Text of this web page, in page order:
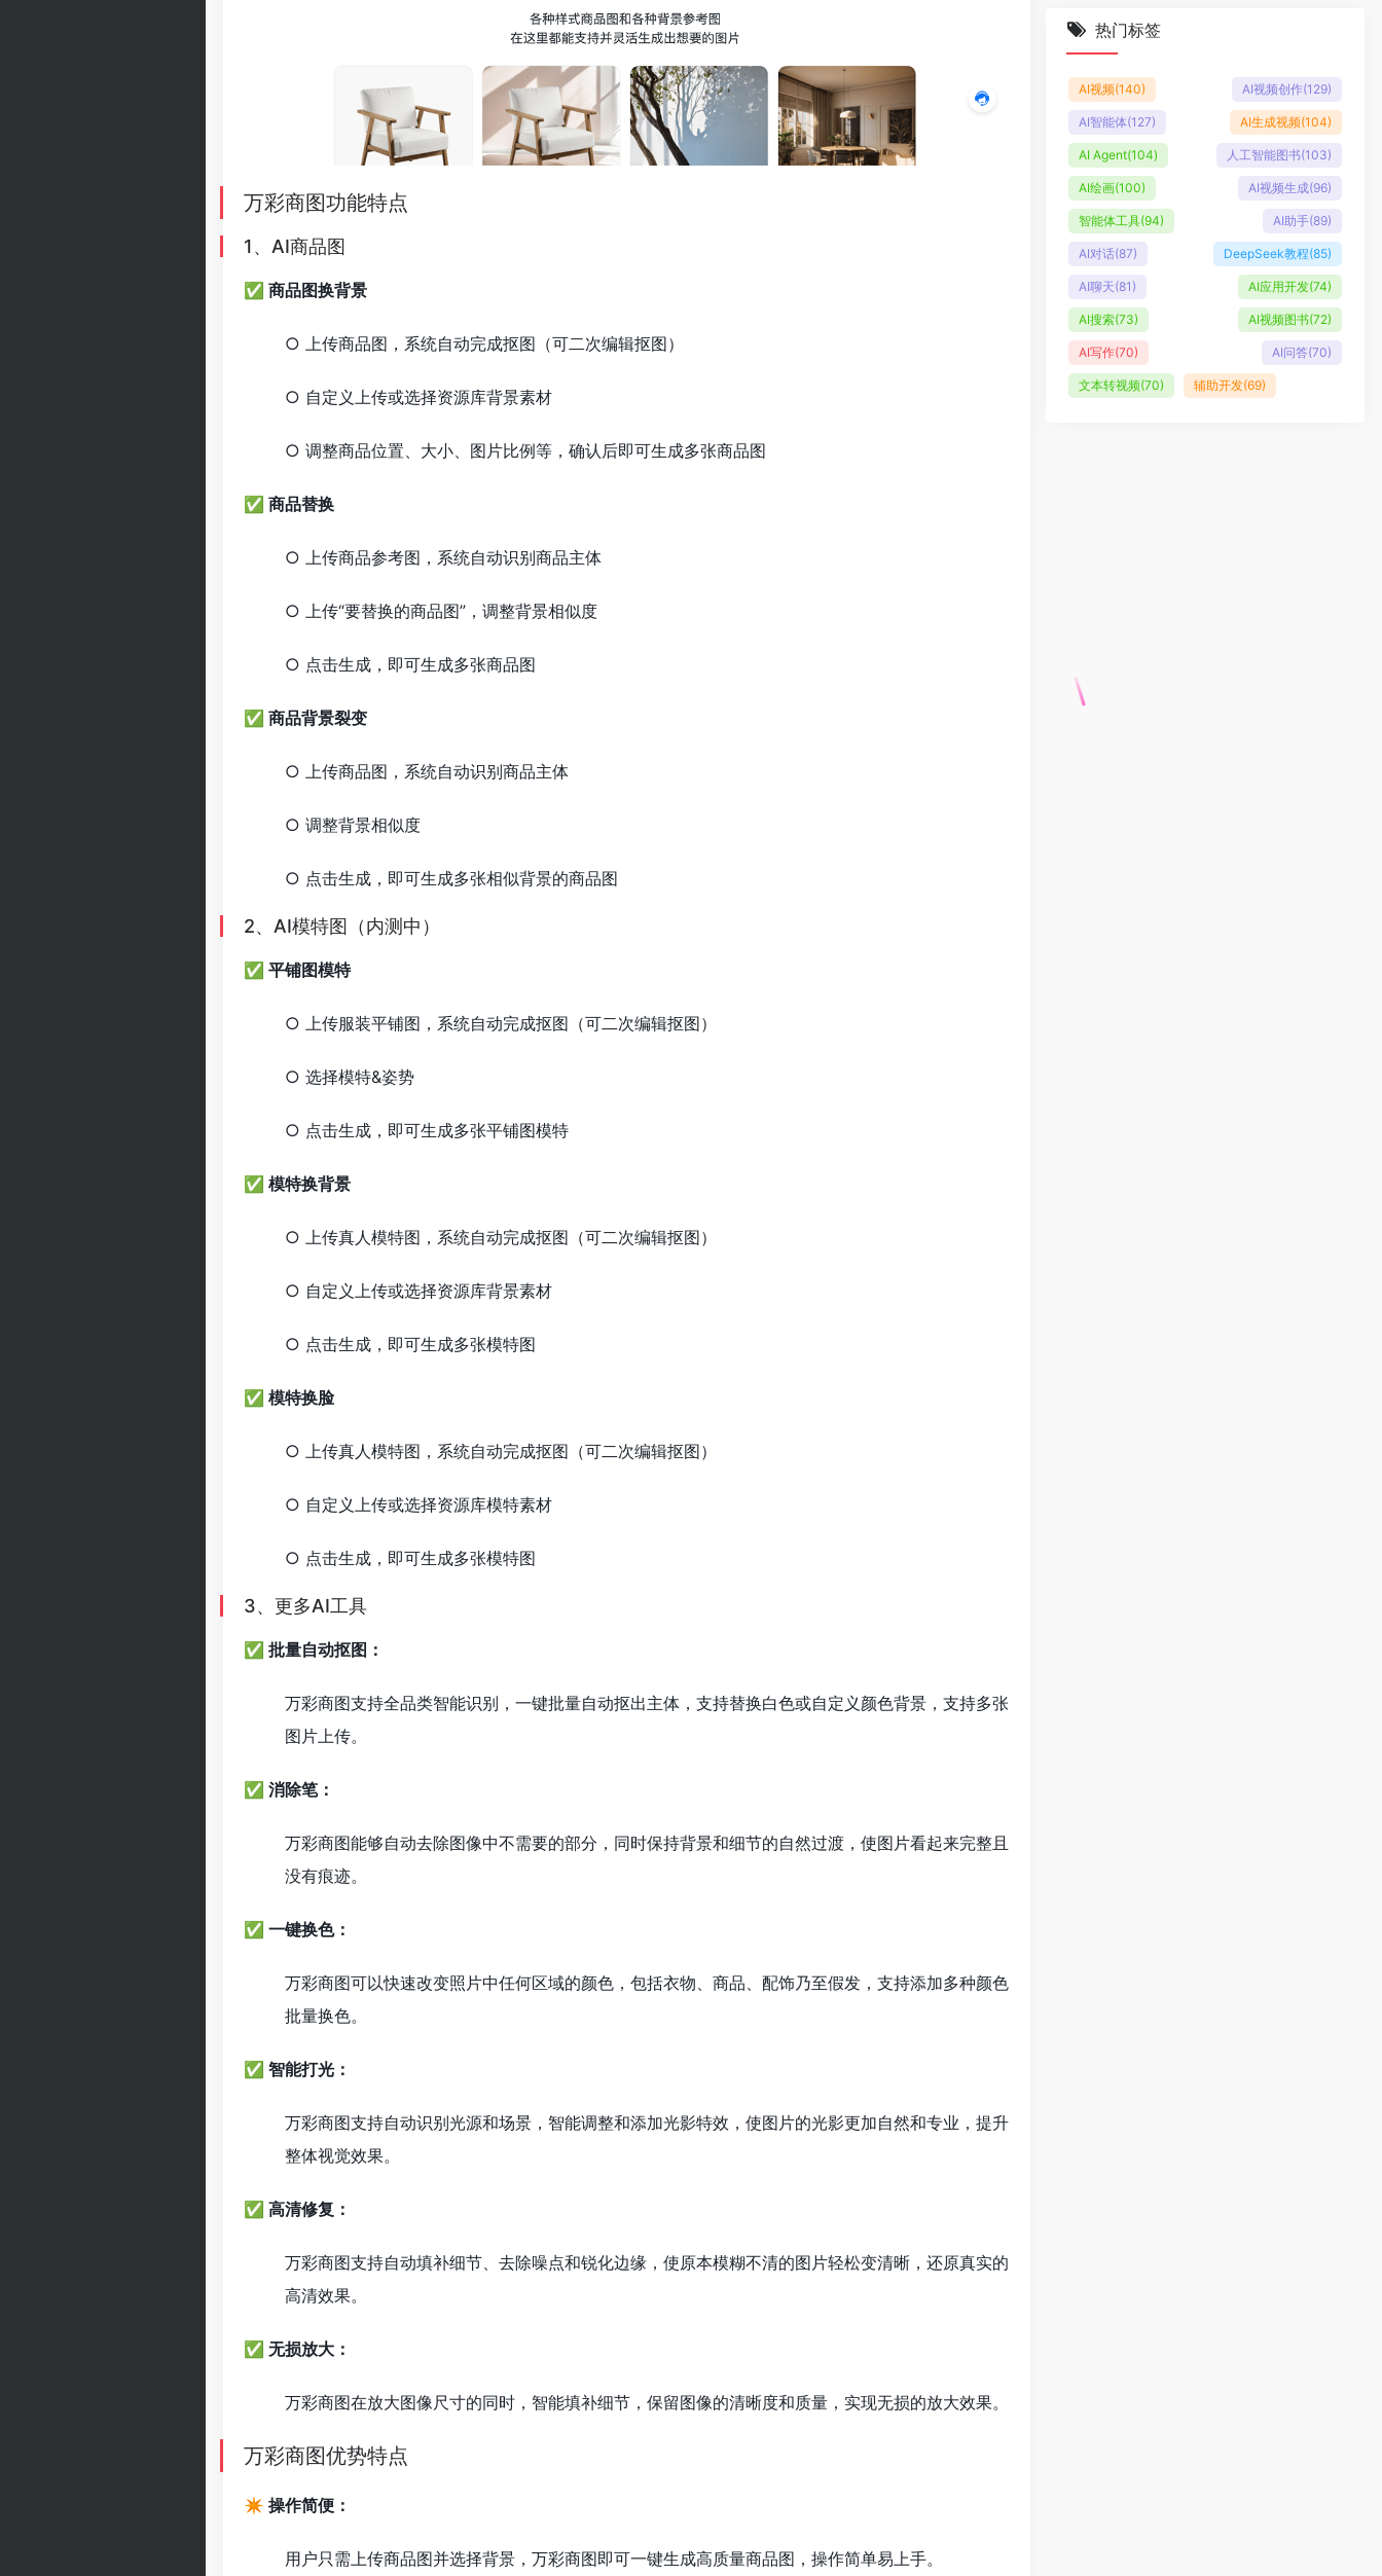
万彩商图功能特点
1、AI商品图
✅ 商品图换背景
○ 上传商品图，系统自动完成抠图（可二次编辑抠图）
○ 自定义上传或选择资源库背景素材
○ 调整商品位置、大小、图片比例等，确认后即可生成多张商品图
✅ 商品替换
○ 上传商品参考图，系统自动识别商品主体
○ 上传“要替换的商品图”，调整背景相似度
○ 点击生成，即可生成多张商品图
✅ 商品背景裂变
○ 上传商品图，系统自动识别商品主体
○ 调整背景相似度
○ 点击生成，即可生成多张相似背景的商品图
2、AI模特图（内测中）
✅ 平铺图模特
○ 上传服装平铺图，系统自动完成抠图（可二次编辑抠图）
○ 选择模特&姿势
○ 点击生成，即可生成多张平铺图模特
✅ 模特换背景
○ 上传真人模特图，系统自动完成抠图（可二次编辑抠图）
○ 自定义上传或选择资源库背景素材
○ 点击生成，即可生成多张模特图
✅ 模特换脸
○ 上传真人模特图，系统自动完成抠图（可二次编辑抠图）
○ 自定义上传或选择资源库模特素材
○ 点击生成，即可生成多张模特图
3、更多AI工具
✅ 批量自动抠图：
万彩商图支持全品类智能识别，一键批量自动抠出主体，支持替换白色或自定义颜色背景，支持多张
图片上传。
✅ 消除笔：
万彩商图能够自动去除图像中不需要的部分，同时保持背景和细节的自然过渡，使图片看起来完整且
没有痕迹。
✅ 一键换色：
万彩商图可以快速改变照片中任何区域的颜色，包括衣物、商品、配饰乃至假发，支持添加多种颜色
批量换色。
✅ 智能打光：
万彩商图支持自动识别光源和场景，智能调整和添加光影特效，使图片的光影更加自然和专业，提升
整体视觉效果。
✅ 高清修复：
万彩商图支持自动填补细节、去除噪点和锐化边缘，使原本模糊不清的图片轻松变清晰，还原真实的
高清效果。
✅ 无损放大：
万彩商图在放大图像尺寸的同时，智能填补细节，保留图像的清晰度和质量，实现无损的放大效果。
万彩商图优势特点
✴️ 操作简便：
用户只需上传商品图并选择背景，万彩商图即可一键生成高质量商品图，操作简单易上手。
热门标签
AI视频(140) AI视频创作(129)
AI智能体(127) AI生成视频(104)
AI Agent(104) 人工智能图书(103)
AI绘画(100) AI视频生成(96)
智能体工具(94) AI助手(89)
AI对话(87) DeepSeek教程(85)
AI聊天(81) AI应用开发(74)
AI搜索(73) AI视频图书(72)
AI写作(70) AI问答(70)
文本转视频(70) 辅助开发(69)